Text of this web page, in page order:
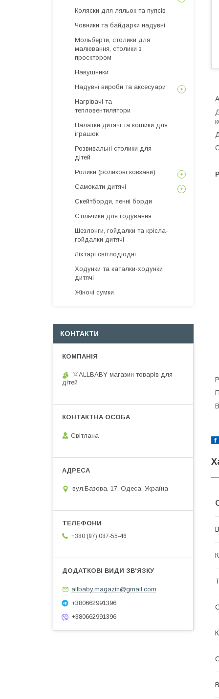
Коляски для ляльок та пупсів
Човники та байдарки надувні
Мольберти, столики для
малювання, столики з
проєктором
Навушники
Надувні вироби та аксесуари
Нагрівачі та
тепловентилятори
Палатки дитячі та кошики для
іграшок
Розвивальні столики для
дітей
Ролики (роликові ковзани)
Самокати дитячі
Скейтборди, пенні борди
Стільчики для годування
Шезлонги, гойдалки та крісла-
гойдалки дитячі
Ліхтарі світлодіодні
Ходунки та каталки-ходунки
дитячі
Жіночі сумки
КОНТАКТИ
🌞ALLBABY магазин товарів для
дітей
Світлана
вул.Базова, 17, Одеса, Україна
+380 (97) 087-55-46
allbaby.magazin@gmail.com
+380662991396
+380662991396